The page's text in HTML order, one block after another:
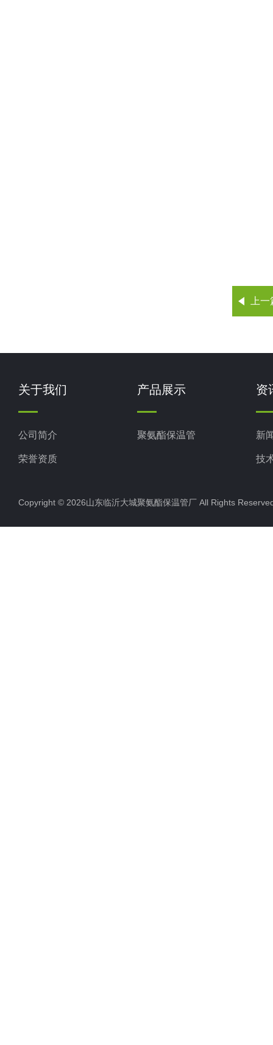
上
关于我们
公司简介
荣誉资质
产品展示
聚氨酯保温管
资
新
技
Copyright © 2026山东临沂大城聚氨酯保温管厂 All Rights